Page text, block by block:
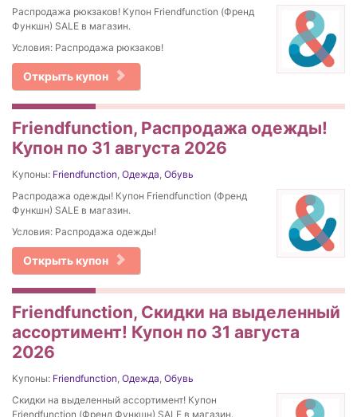
Распродажа рюкзаков! Купон Friendfunction (Френд
Функшн) SALE в магазин.
Условия: Распродажа рюкзаков!
Открыть купон
Friendfunction, Распродажа одежды!
Купон по 31 августа 2026
Купоны: Friendfunction, Одежда, Обувь
Распродажа одежды! Купон Friendfunction (Френд
Функшн) SALE в магазин.
Условия: Распродажа одежды!
Открыть купон
Friendfunction, Скидки на выделенный
ассортимент! Купон по 31 августа
2026
Купоны: Friendfunction, Одежда, Обувь
Скидки на выделенный ассортимент! Купон
Friendfunction (Френд Функшн) SALE в магазин.